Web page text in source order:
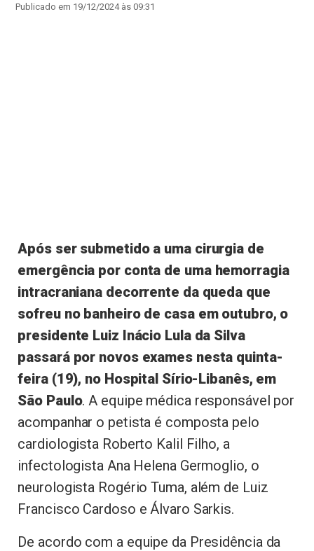
Publicado em 19/12/2024 às 09:31
Após ser submetido a uma cirurgia de
emergência por conta de uma hemorragia
intracraniana decorrente da queda que
sofreu no banheiro de casa em outubro, o
presidente Luiz Inácio Lula da Silva
passará por novos exames nesta quinta-
feira (19), no Hospital Sírio-Libanês, em
São Paulo. A equipe médica responsável por
acompanhar o petista é composta pelo
cardiologista Roberto Kalil Filho, a
infectologista Ana Helena Germoglio, o
neurologista Rogério Tuma, além de Luiz
Francisco Cardoso e Álvaro Sarkis.
De acordo com a equipe da Presidência da